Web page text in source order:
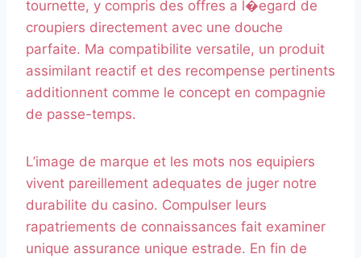
tournette, y compris des offres a l�egard de
croupiers directement avec une douche
parfaite. Ma compatibilite versatile, un produit
assimilant reactif et des recompense pertinents
additionnent comme le concept en compagnie
de passe-temps.
L’image de marque et les mots nos equipiers
vivent pareillement adequates de juger notre
durabilite du casino. Compulser leurs
rapatriements de connaissances fait examiner
unique assurance unique estrade. En fin de